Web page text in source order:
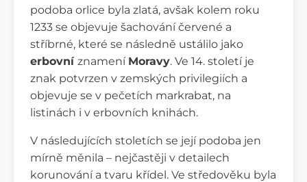
podoba orlice byla zlatá, avšak kolem roku
1233 se objevuje šachování červené a
stříbrné, které se následně ustálilo jako
erbovní znamení Moravy. Ve 14. století je
znak potvrzen v zemských privilegiích a
objevuje se v pečetích markrabat, na
listinách i v erbovních knihách.
V následujících stoletích se její podoba jen
mírně měnila – nejčastěji v detailech
korunování a tvaru křídel. Ve středověku byla